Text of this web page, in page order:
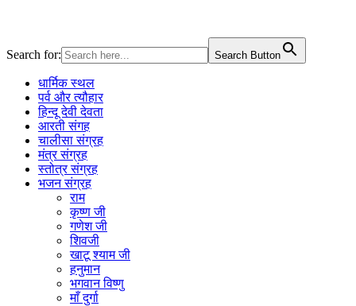
Search for: Search Button
धार्मिक स्थल
पर्व और त्यौहार
हिन्दू देवी देवता
आरती संगह
चालीसा संग्रह
मंत्र संग्रह
स्तोत्र संग्रह
भजन संग्रह
राम
कृष्ण जी
गणेश जी
शिवजी
खाटू श्याम जी
हनुमान
भगवान विष्णु
माँ दुर्गा